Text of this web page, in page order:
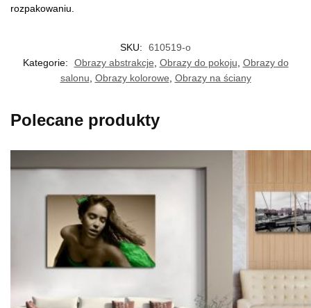
rozpakowaniu.
SKU:
610519-o
Kategorie:
Obrazy abstrakcje Obrazy do pokoju Obrazy do
salonu Obrazy kolorowe Obrazy na ściany
Polecane produkty